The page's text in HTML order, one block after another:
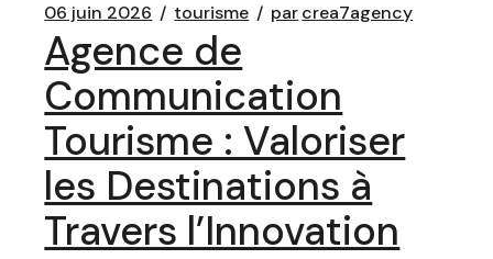
06 juin 2026 tourisme parcrea7agency
Agence de
Communication
Tourisme : Valoriser
les Destinations à
Travers l’Innovation